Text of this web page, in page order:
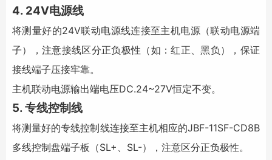
4. 24V电源线
将测量好的24V联动电源线连接至主机电源（联动电源端
子），注意接线区分正负极性（如：红正、黑负），保证
接线端子压接牢靠。
主机联动电源输出端电压DC.24~27V恒定不变。
5. 专线控制线
将测量好的专线控制线连接至主机相应的JBF-11SF-CD8B
多线控制盘端子板（SL+、SL-），注意区分正负极性。